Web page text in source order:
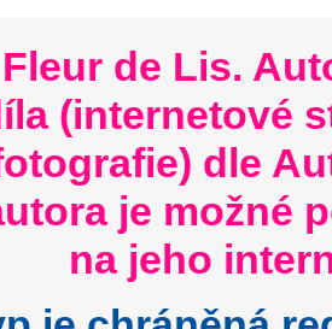
de Lis.
(internetové
dle
je možné
na jeho